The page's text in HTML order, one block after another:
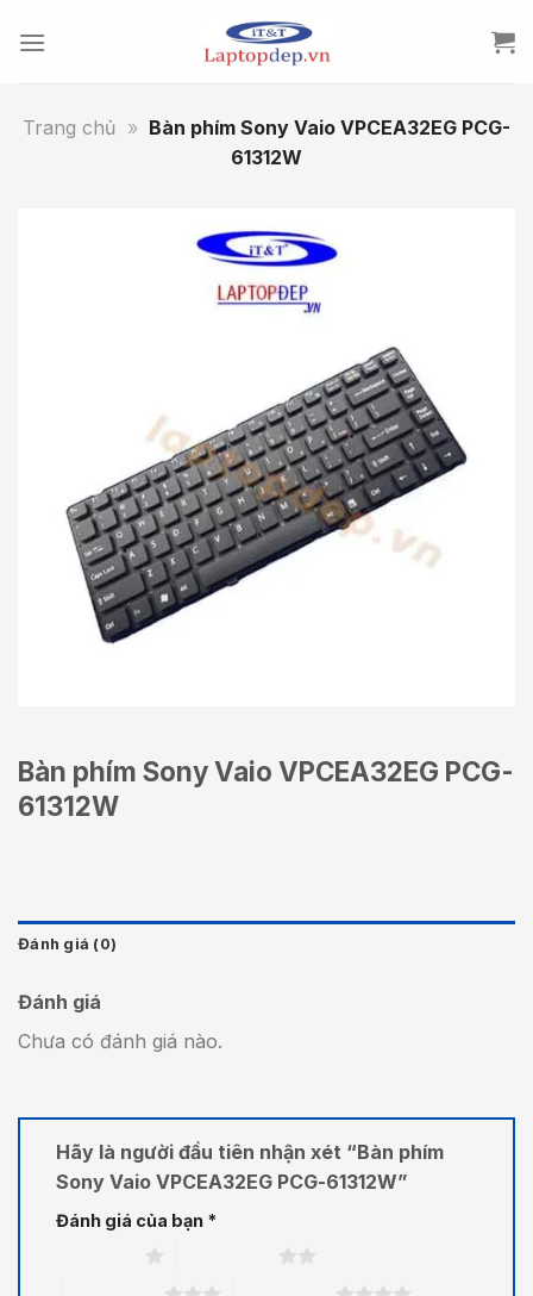
Trang chủ » Bàn phím Sony Vaio VPCEA32EG PCG-
61312W
Bàn phím Sony Vaio VPCEA32EG PCG-
61312W
Đánh giá (0)
Đánh giá
Chưa có đánh giá nào.
Hãy là người đầu tiên nhận xét “Bàn phím
Sony Vaio VPCEA32EG PCG-61312W”
Đánh giá của bạn *